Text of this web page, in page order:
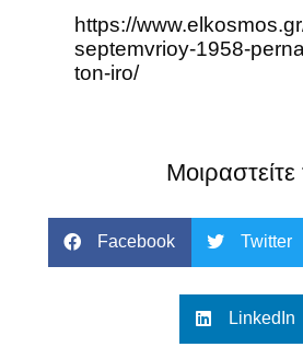
https://
septemvrioy-1958-
ton-iro/
Μοιραστείτε
Facebook Twitter
LinkedIn